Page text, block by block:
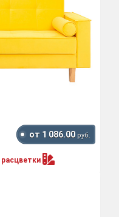
от 1 086.00 руб.
расцветки